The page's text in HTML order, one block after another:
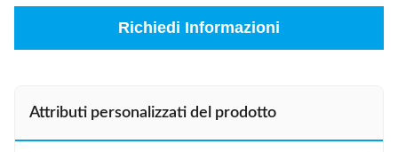
Richiedi Informazioni
Attributi personalizzati del prodotto